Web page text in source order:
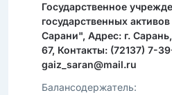
Государственное
государственных
Сарани", Адрес: г.
67, Контакты: (72137) 7-
gaiz_saran@mail.ru
Балансодержатель: